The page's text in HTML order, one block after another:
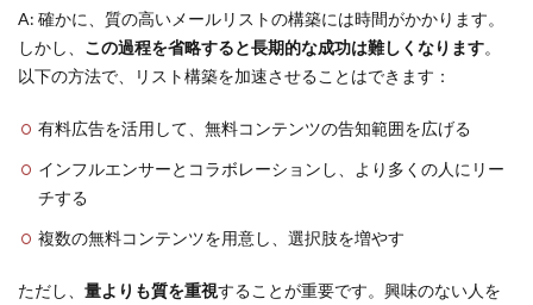
A: 確かに、質の高いメールリストの構築には時間がかかります。
しかし、 この過程を省略すると長期的な成功は難しくなります。
以下の方法で、リスト構築を加速させることはできます：
有料広告を活用して、無料コンテンツの告知範囲を広げる
インフルエンサーとコラボレーションし、より多くの人にリー
チする
複数の無料コンテンツを用意し、選択肢を増やす
ただし、 量よりも質を重視することが重要です。興味のない人を